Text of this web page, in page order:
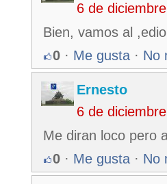
6 de
Bien, vamos al
0 · Me gusta · No
Ernesto
6 de
Me diran loco pero
0 · Me gusta · No